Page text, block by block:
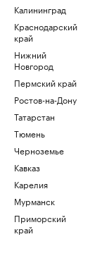
Калининград
Краснодарский
край
Нижний
Новгород
Пермский край
Ростов-на-Дону
Татарстан
Тюмень
Черноземье
Кавказ
Карелия
Мурманск
Приморский
край